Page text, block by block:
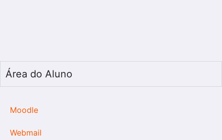
Área do Aluno
Moodle
Webmail